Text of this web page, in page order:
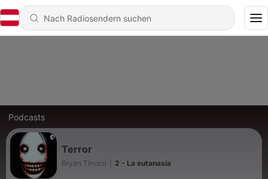
Podcasts
Terror
Bryan Tinoco 2 - La eutanasia